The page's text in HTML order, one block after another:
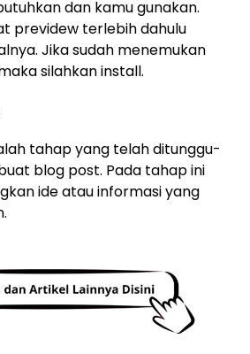
dan kamu gunakan.
previdew terlebih dahulu
Jika sudah menemukan
silahkan install.
tahap yang telah ditunggu-
blog post. Pada tahap ini
ide atau informasi yang